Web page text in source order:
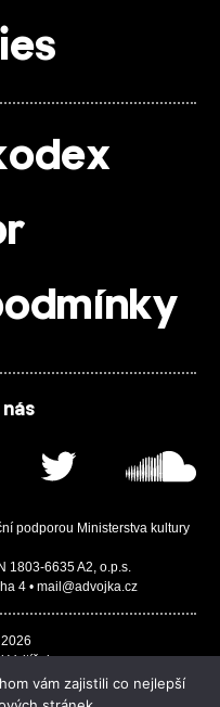
podporou Ministerstva kultury
1803-6635 A2, o.p.s.
4 • mail@advojka.cz
Vojtíšek
ChSoftvám zajistili co nejlepší